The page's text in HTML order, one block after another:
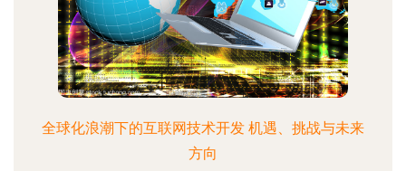
全球化浪潮下的互联网技术开发 机遇、挑战与未来
方向